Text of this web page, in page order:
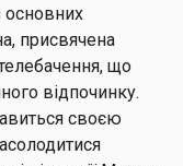
основних
присвячена
що
відпочинку.
своєю